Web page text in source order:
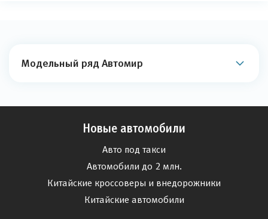
Модельный ряд Автомир
Новые автомобили
Авто под такси
Автомобили до 2 млн.
Китайские кроссоверы и внедорожники
Китайские автомобили